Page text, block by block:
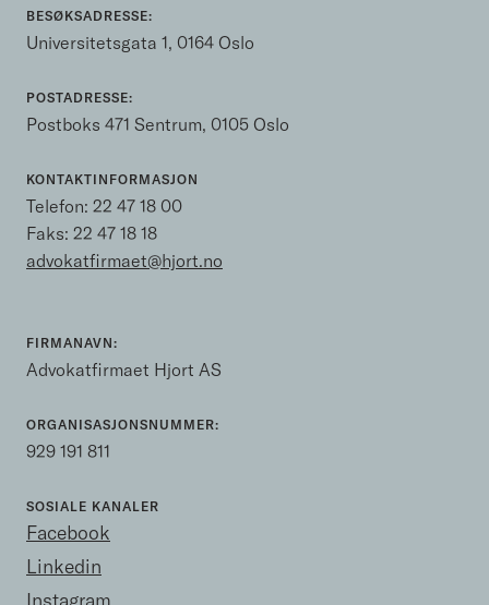
BESØKSADRESSE:
Universitetsgata 1, 0164 Oslo
POSTADRESSE:
Postboks 471 Sentrum, 0105 Oslo
KONTAKTINFORMASJON
Telefon: 22 47 18 00
Faks: 22 47 18 18
advokatfirmaet@hjort.no
FIRMANAVN:
Advokatfirmaet Hjort AS
ORGANISASJONSNUMMER:
929 191 811
SOSIALE KANALER
Facebook
Linkedin